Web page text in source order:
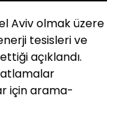
Aviv olmak üzere
tesisleri ve
açıklandı.
için arama-